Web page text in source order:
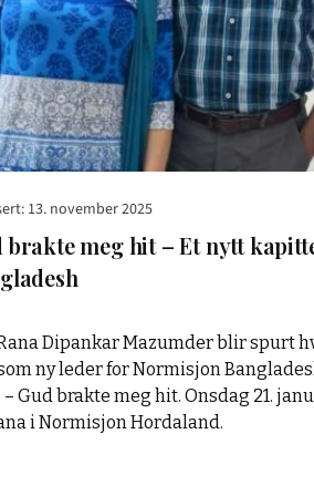
13. november 2025
brakte meg hit – Et nytt
Dipankar Mazumder blir spurt
ny leder for Normisjon
– Gud brakte meg hit. Onsdag 21.
i Normisjon Hordaland.